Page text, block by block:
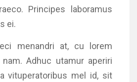
Principes laboramus
ei.
menandri at, cu lorem
Adhuc utamur aperiri
vituperatoribus mel id, sit